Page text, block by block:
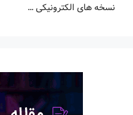
نسخه های الکترونیکی …